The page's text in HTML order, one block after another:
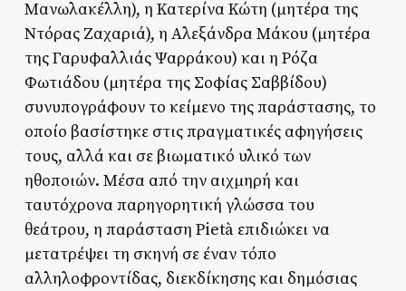
Μανωλακέλλη), η Κατερίνα Κώτη (μητέρα της
Ντόρας Ζαχαριά), η Αλεξάνδρα Μάκου (μητέρα
της Γαρυφαλλιάς Ψαρράκου) και η Ρόζα
Φωτιάδου (μητέρα της Σοφίας Σαββίδου)
συνυπογράφουν το κείμενο της παράστασης, το
οποίο βασίστηκε στις πραγματικές αφηγήσεις
τους, αλλά και σε βιωματικό υλικό των
ηθοποιών. Μέσα από την αιχμηρή και
ταυτόχρονα παρηγορητική γλώσσα του
θεάτρου, η παράσταση Pietà επιδιώκει να
μετατρέψει τη σκηνή σε έναν τόπο
αλληλοφροντίδας, διεκδίκησης και δημόσιας